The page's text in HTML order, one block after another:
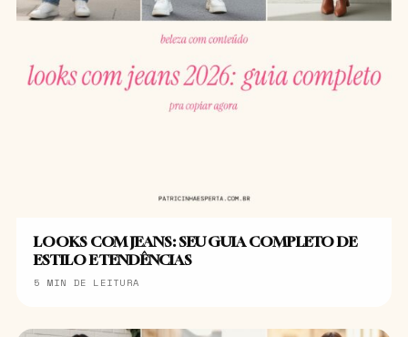
LOOKS COM JEANS: SEU GUIA COMPLETO DE
ESTILO E TENDÊNCIAS
5 MIN DE LEITURA